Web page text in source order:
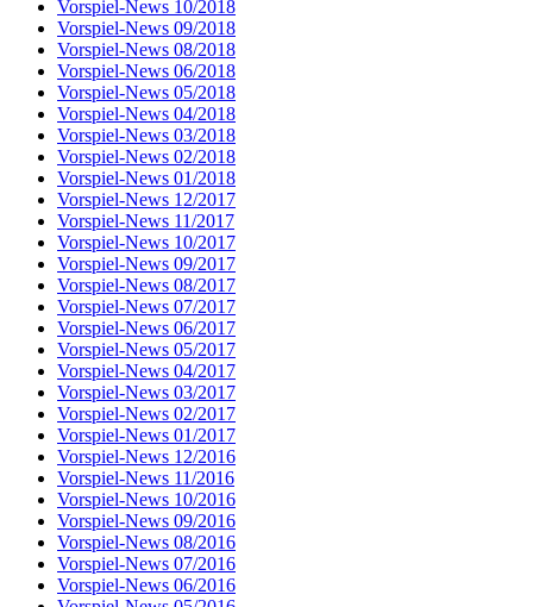
Vorspiel-News 10/2018
Vorspiel-News 09/2018
Vorspiel-News 08/2018
Vorspiel-News 06/2018
Vorspiel-News 05/2018
Vorspiel-News 04/2018
Vorspiel-News 03/2018
Vorspiel-News 02/2018
Vorspiel-News 01/2018
Vorspiel-News 12/2017
Vorspiel-News 11/2017
Vorspiel-News 10/2017
Vorspiel-News 09/2017
Vorspiel-News 08/2017
Vorspiel-News 07/2017
Vorspiel-News 06/2017
Vorspiel-News 05/2017
Vorspiel-News 04/2017
Vorspiel-News 03/2017
Vorspiel-News 02/2017
Vorspiel-News 01/2017
Vorspiel-News 12/2016
Vorspiel-News 11/2016
Vorspiel-News 10/2016
Vorspiel-News 09/2016
Vorspiel-News 08/2016
Vorspiel-News 07/2016
Vorspiel-News 06/2016